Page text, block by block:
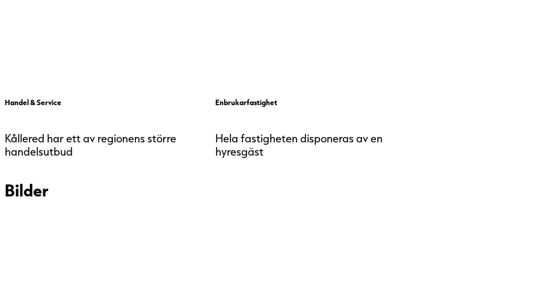
Handel & Service
Kållered har ett av regionens större
handelsutbud
Enbrukarfastighet
Hela fastigheten disponeras av en
hyresgäst
Bilder